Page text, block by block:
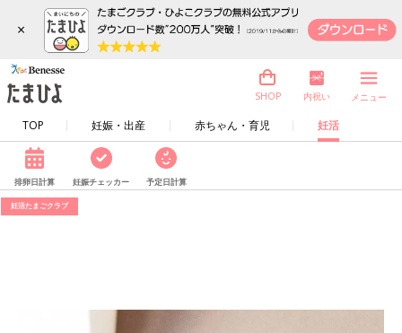
×
TOP 妊娠・出産 赤ちゃん・育児 妊活
SHOP 内祝い メニュー
排卵日計算 妊娠チェッカー 予定日計算
妊活たまごクラブ